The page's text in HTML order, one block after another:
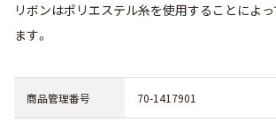
リボンはポリエステル糸を使用することによ
ます。
商品管理番号 70-1417901